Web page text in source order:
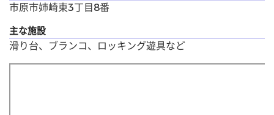
市原市姉崎東3丁目8番
主な施設
滑り台、ブランコ、ロッキング遊具など